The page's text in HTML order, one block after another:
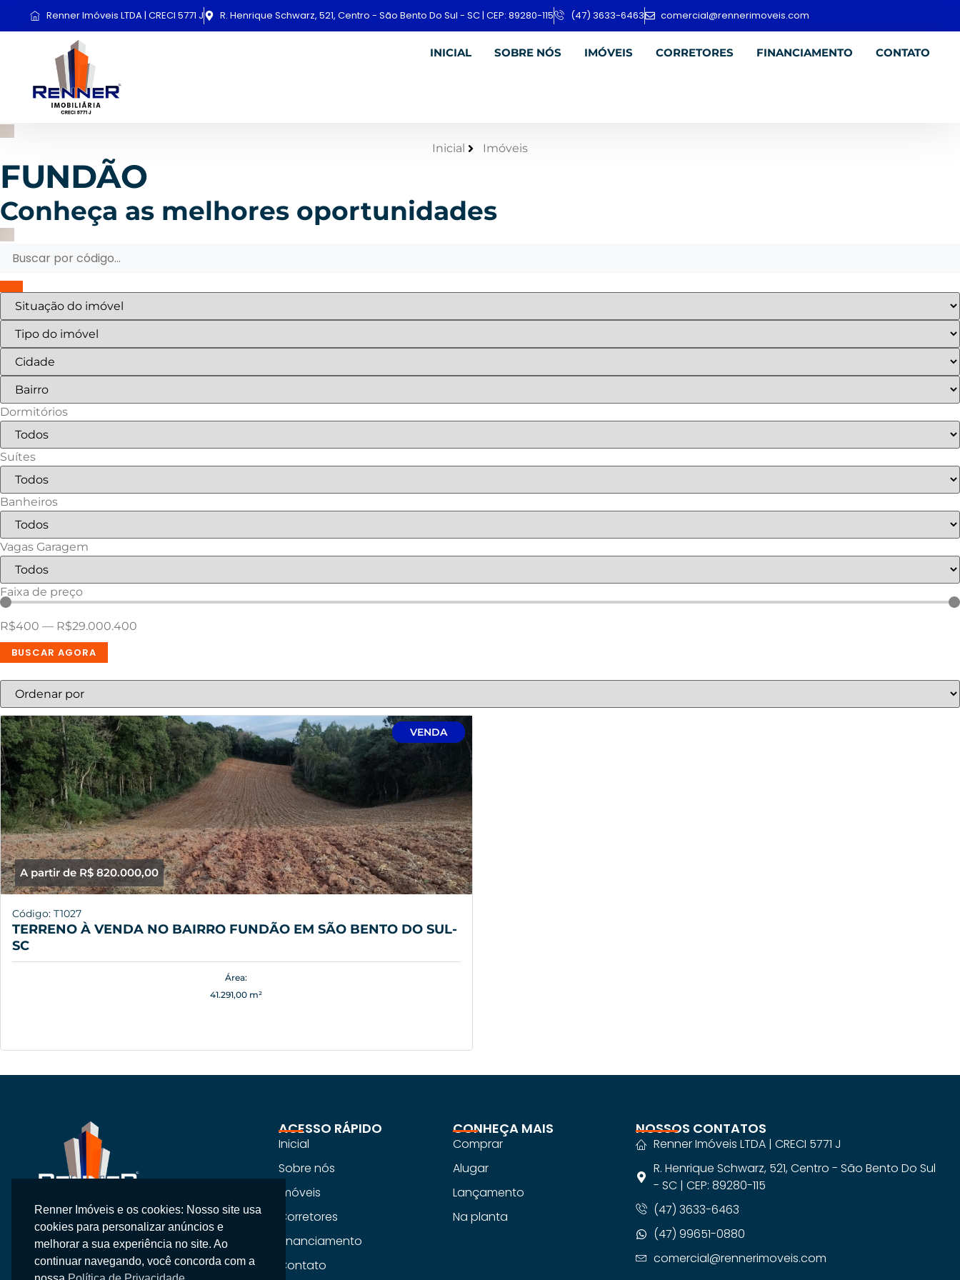
Renner Imóveis LTDA | CRECI 5771 J R. Henrique Schwarz, 521, Centro - São Bento Do Sul - SC | CEP: 89280-115 (47) 3633-6463 comercial@rennerimoveis.com
INICIAL SOBRE NÓS IMÓVEIS CORRETORES FINANCIAMENTO CONTATO
Inicial Imóveis
FUNDÃO
Conheça as melhores oportunidades
Dormitórios
Suítes
Banheiros
Vagas Garagem
Faixa de preço
R$400 — R$29.000.400
BUSCAR AGORA
A partir de R$ 820.000,00
VENDA
Código: T1027
TERRENO À VENDA NO BAIRRO FUNDÃO EM SÃO BENTO DO SUL-
SC
Área:
41.291,00 m²
Na Renner Imobiliária, não vendemos
apenas imóveis, entregamos segurança,
confiança e um atendimento
personalizado.
ACESSO RÁPIDO
Inicial
Sobre nós
Imóveis
Corretores
Financiamento
Contato
CONHEÇA MAIS
Comprar
Alugar
Lançamento
Na planta
NOSSOS CONTATOS
Renner Imóveis LTDA | CRECI 5771 J
R. Henrique Schwarz, 521, Centro - São Bento Do Sul
- SC | CEP: 89280-115
(47) 3633-6463
(47) 99651-0880
comercial@rennerimoveis.com
Renner Imóveis e os cookies: Nosso site usa
cookies para personalizar anúncios e
melhorar a sua experiência no site. Ao
continuar navegando, você concorda com a